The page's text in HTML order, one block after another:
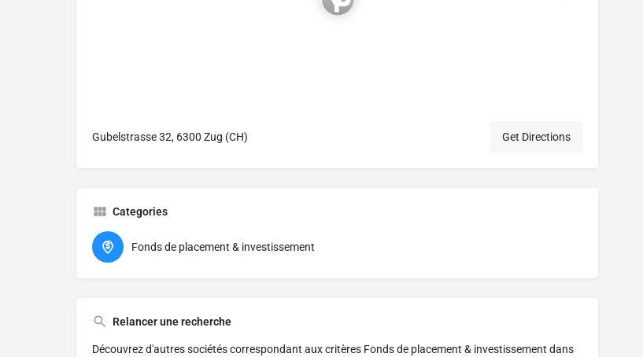
Gubelstrasse 32, 6300 Zug (CH) Get Directions
Categories
Fonds de placement & investissement
Relancer une recherche
Découvrez d'autres sociétés correspondant aux critères Fonds de placement & investissement dans